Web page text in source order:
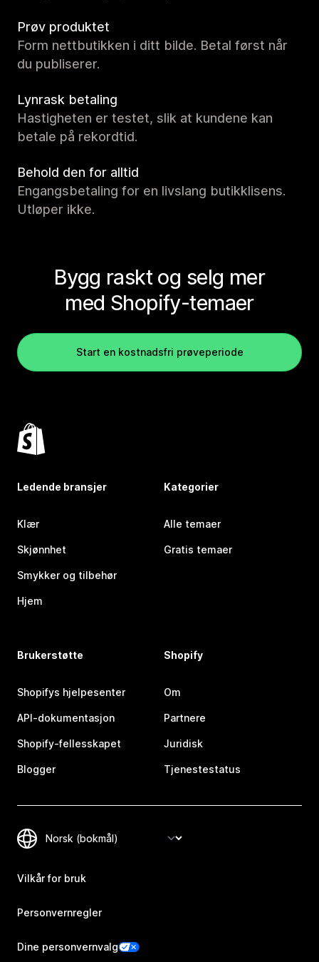
Prøv produktet
Form nettbutikken i ditt bilde. Betal først når
du publiserer.
Lynrask betaling
Hastigheten er testet, slik at kundene kan
betale på rekordtid.
Behold den for alltid
Engangsbetaling for en livslang butikklisens.
Utløper ikke.
Bygg raskt og selg mer
med Shopify-temaer
Start en kostnadsfri prøveperiode
Ledende bransjer
Klær
Skjønnhet
Smykker og tilbehør
Hjem
Kategorier
Alle temaer
Gratis temaer
Brukerstøtte
Shopifys hjelpesenter
API-dokumentasjon
Shopify-fellesskapet
Blogger
Shopify
Om
Partnere
Juridisk
Tjenestestatus
Vilkår for bruk
Personvernregler
Dine personvernvalg